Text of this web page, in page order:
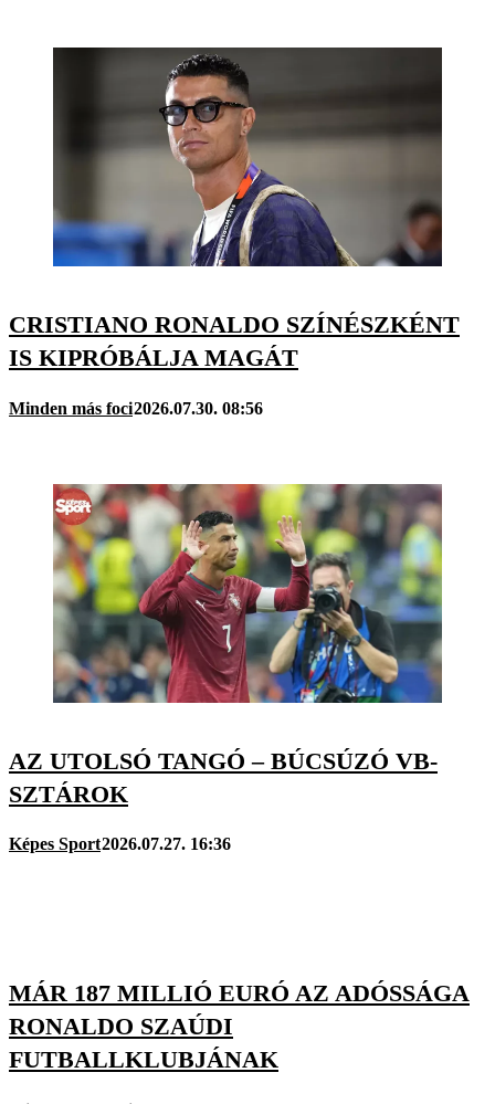
CRISTIANO RONALDO SZÍNÉSZKÉNT
IS KIPRÓBÁLJA MAGÁT
Minden más foci2026.07.30. 08:56
AZ UTOLSÓ TANGÓ – BÚCSÚZÓ VB-
SZTÁROK
Képes Sport2026.07.27. 16:36
MÁR 187 MILLIÓ EURÓ AZ ADÓSSÁGA
RONALDO SZAÚDI
FUTBALLKLUBJÁNAK